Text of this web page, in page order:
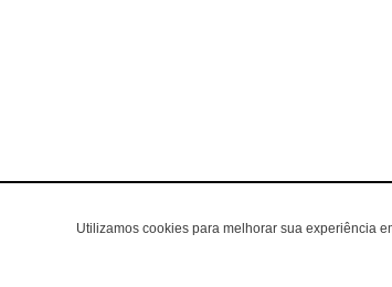
Utilizamos cookies para melhorar sua experiência